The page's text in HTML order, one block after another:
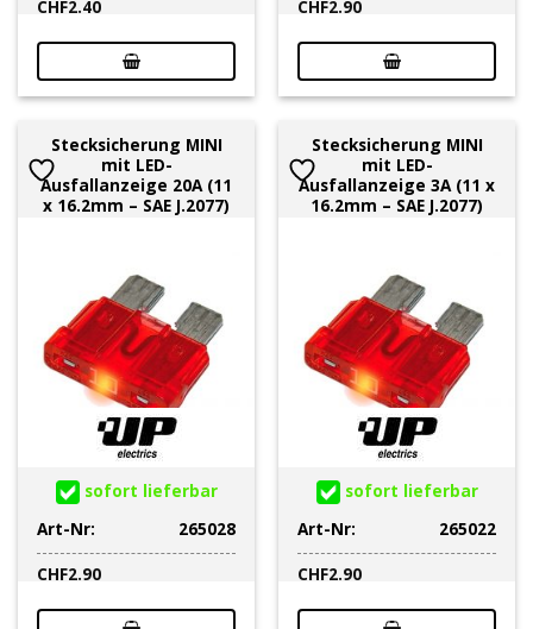
CHF2.40
CHF2.90
Stecksicherung MINI
mit LED-
Ausfallanzeige 20A (11
x 16.2mm – SAE J.2077)
sofort lieferbar
Art-Nr:
265028
CHF2.90
Stecksicherung MINI
mit LED-
Ausfallanzeige 3A (11 x
16.2mm – SAE J.2077)
sofort lieferbar
Art-Nr:
265022
CHF2.90